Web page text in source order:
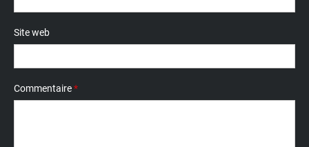
Site web
Commentaire*